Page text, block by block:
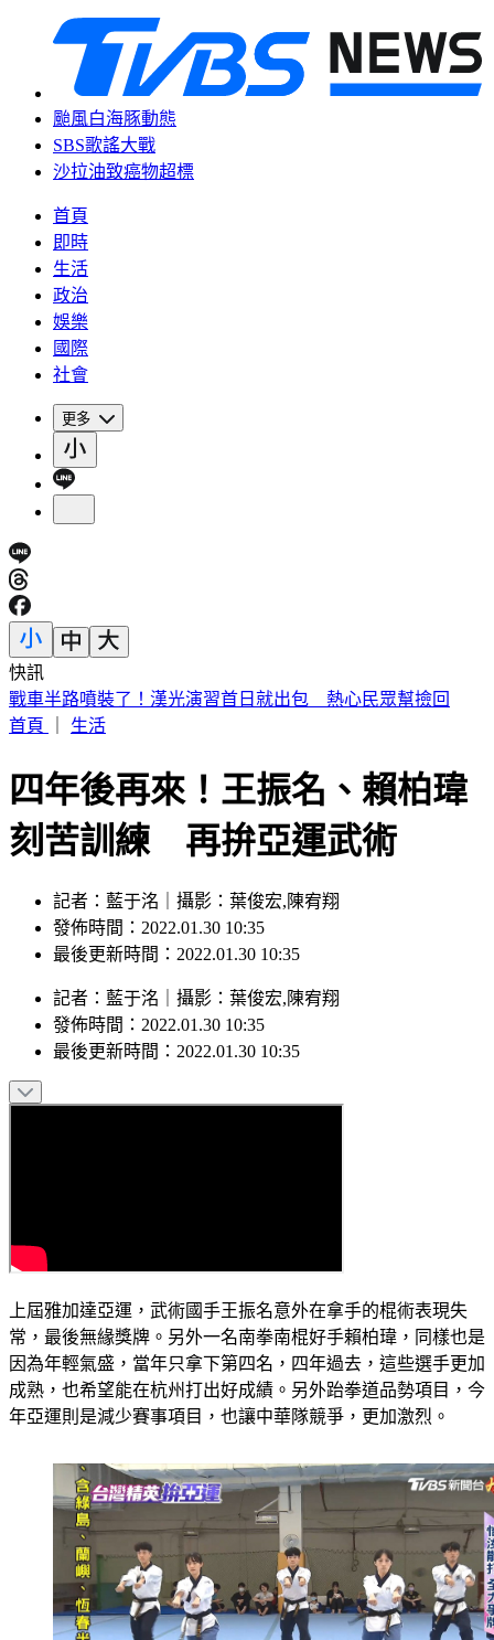
颱風白海豚動態
SBS歌謠大戰
沙拉油致癌物超標
首頁
即時
生活
政治
娛樂
國際
社會
更多
快訊
唐綺陽15年摯愛離世「頭七真的回家了」！淚曬門口驚人畫面
首頁
生活
四年後再來！王振名、賴柏瑋
刻苦訓練 再拚亞運武術
記者：藍于洺｜攝影：葉俊宏,陳宥翔
發佈時間：2022.01.30 10:35
最後更新時間：2022.01.30 10:35
記者 ： 藍于洺 攝影 ： 葉俊宏,陳宥翔
發佈時間： 2022.01.30 10:35
最後更新時間： 2022.01.30 10:35
上屆雅加達亞運，武術國手王振名意外在拿手的棍術表現失
常，最後無緣獎牌。另外一名南拳南棍好手賴柏瑋，同樣也是
因為年輕氣盛，當年只拿下第四名，四年過去，這些選手更加
成熟，也希望能在杭州打出好成績。另外跆拳道品勢項目，今
年亞運則是減少賽事項目，也讓中華隊競爭，更加激烈。